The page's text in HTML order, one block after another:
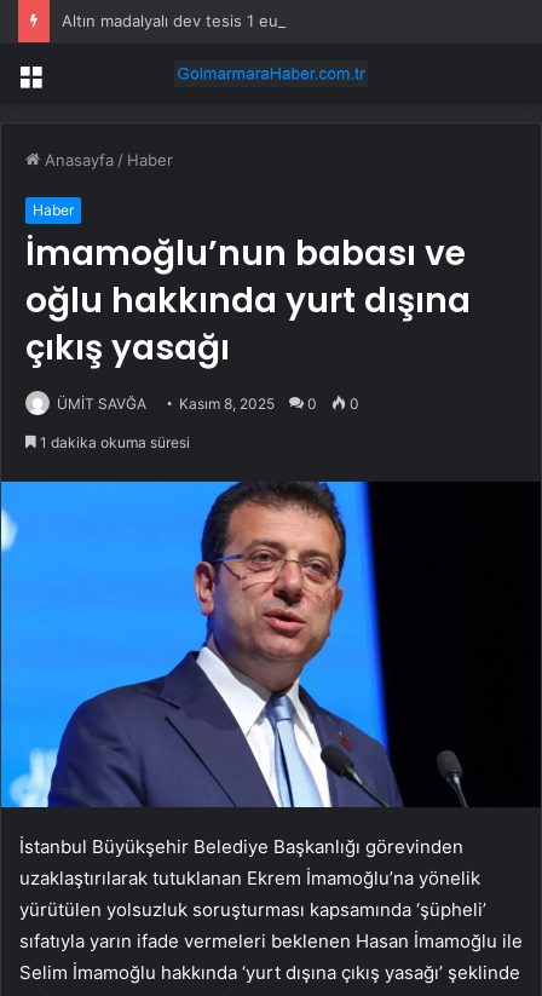
Menü
Anasayfa / Haber
Haber
İmamoğlu’nun babası ve
oğlu hakkında yurt dışına
çıkış yasağı
ÜMİT SAVĞA Kasım 8, 2025 0 0
1 dakika okuma süresi
İstanbul Büyükşehir Belediye Başkanlığı görevinden
uzaklaştırılarak tutuklanan Ekrem İmamoğlu’na yönelik
yürütülen yolsuzluk soruşturması kapsamında ‘şüpheli’
sıfatıyla yarın ifade vermeleri beklenen Hasan İmamoğlu ile
Selim İmamoğlu hakkında ‘yurt dışına çıkış yasağı’ şeklinde